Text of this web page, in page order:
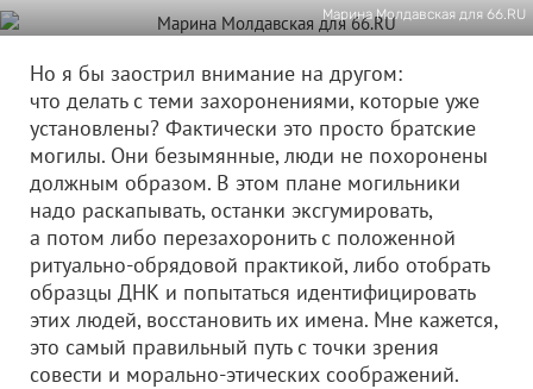
Марина Молдавская для 66.RU
Но я бы заострил внимание на другом:
что делать с теми захоронениями, которые уже
установлены? Фактически это просто братские
могилы. Они безымянные, люди не похоронены
должным образом. В этом плане могильники
надо раскапывать, останки эксгумировать,
а потом либо перезахоронить с положенной
ритуально-обрядовой практикой, либо отобрать
образцы ДНК и попытаться идентифицировать
этих людей, восстановить их имена. Мне кажется,
это самый правильный путь с точки зрения
совести и морально-этических соображений.